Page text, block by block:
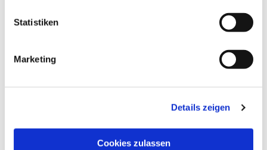
Statistiken
Marketing
Details zeigen
Cookies zulassen